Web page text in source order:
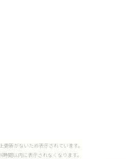
更新がないため表示されています。
間以内に表示されなくなります。